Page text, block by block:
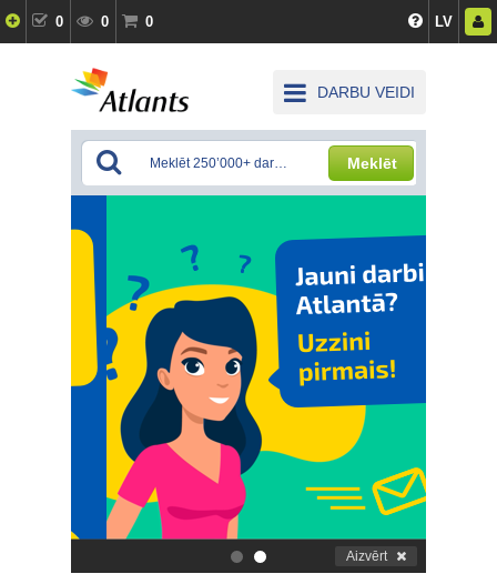
0 0 0 LV
DARBU VEIDI
Meklēt
. Aizvērt